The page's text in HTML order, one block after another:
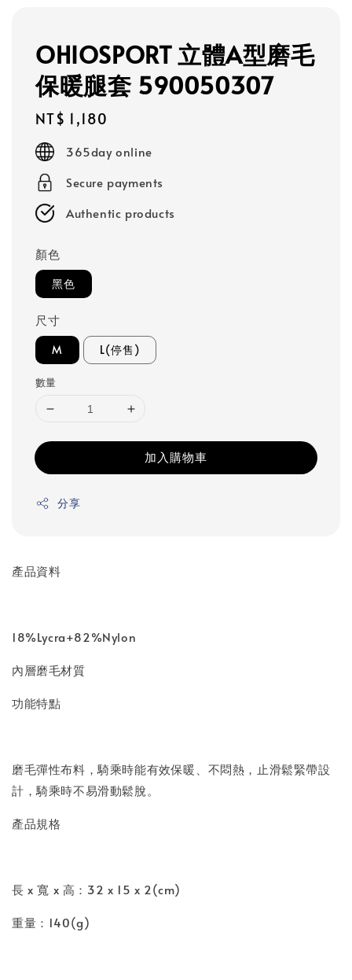
OHIOSPORT 立體A型磨毛
保暖腿套 590050307
Regular
price
NT$ 1,180
365day online
Secure payments
Authentic products
顏色
黑色
尺寸
M L(停售)
數量
加入購物車
分享
產品資料
18%Lycra+82%Nylon
內層磨毛材質
功能特點
磨毛彈性布料，騎乘時能有效保暖、不悶熱，止滑鬆緊帶設
計，騎乘時不易滑動鬆脫。
產品規格
長 x 寬 x 高：32 x 15 x 2(cm)
重量：140(g)